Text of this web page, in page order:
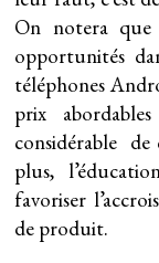
On notera
opportunités
téléphones
prix
considérable de
plus,
favoriser
de produit.